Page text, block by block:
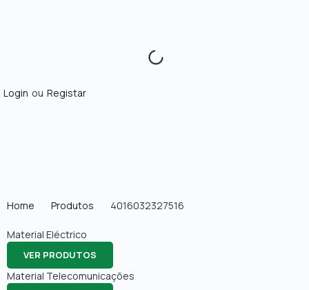
Login ou Registar
Home Produtos 4016032327516
Material Eléctrico
VER PRODUTOS
Material Telecomunicações